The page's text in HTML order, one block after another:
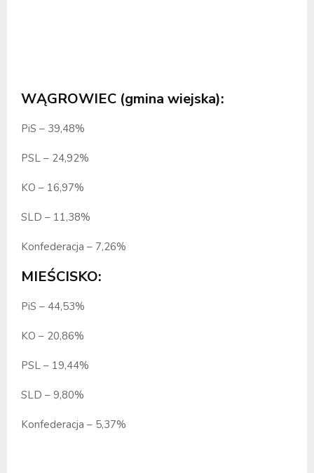
WĄGROWIEC (gmina wiejska):
PiS – 39,48%
PSL – 24,92%
KO – 16,97%
SLD – 11,38%
Konfederacja – 7,26%
MIEŚCISKO:
PiS – 44,53%
KO – 20,86%
PSL – 19,44%
SLD – 9,80%
Konfederacja – 5,37%